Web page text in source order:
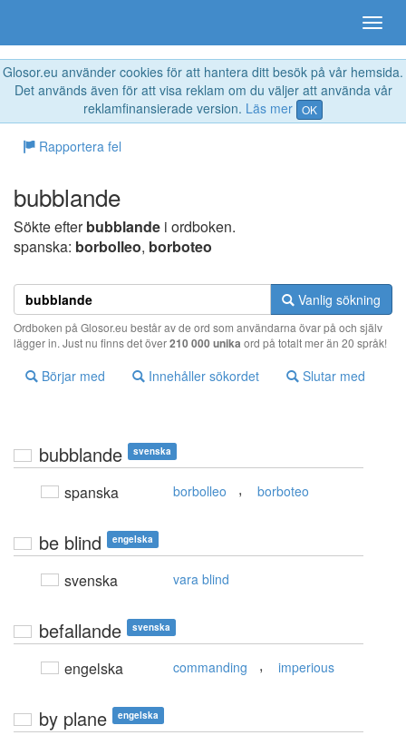
Glosor.eu använder cookies för att hantera ditt besök på vår hemsida.
Det används även för att visa reklam om du väljer att använda vår
reklamfinansierade version. Läs mer OK
Rapportera fel
bubblande
Sökte efterbubblande i ordboken.
spanska: borbolleo, borboteo
Vanlig sökning
Ordboken på Glosor.eu består av de ord som användarna övar på och själv
lägger in. Just nu finns det över210 000 unika ord på totalt mer än 20 språk!
Börjar med Innehåller sökordet Slutar med
bubblande svenska
spanska borbolleo , borboteo
be blind engelska
svenska vara blind
befallande svenska
engelska commanding , imperious
by plane engelska